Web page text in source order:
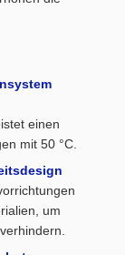
einen
mit 50 °C.
um